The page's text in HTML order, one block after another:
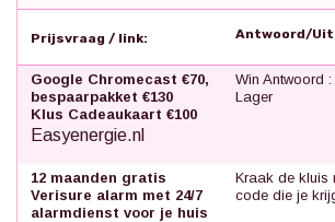
Prijsvraag / link: Antwoord/
Google Chromecast €70,
bespaarpakket €130
Klus Cadeaukaart €100
Easyenergie.nl
Win Antwoord :
Lager
12 maanden gratis
Verisure alarm met 24/7
alarmdienst voor je huis
Kraak de kluis
code die je